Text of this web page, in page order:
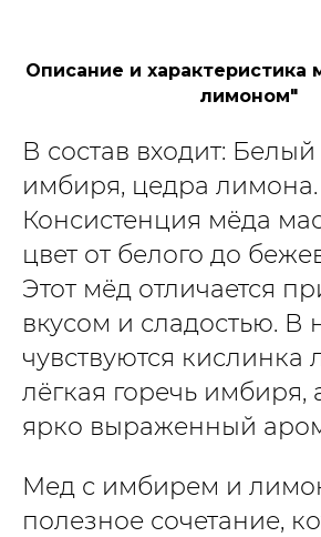
Описание и характеристика
лимоном"
В состав входит:
имбиря, цедра лимона.
Консистенция мёда
цвет от белого до
Этот мёд отличается
вкусом и сладостью. В
чувствуются кислинка
лёгкая горечь имбиря,
ярко выраженный
Мед с имбирем и
полезное сочетание,